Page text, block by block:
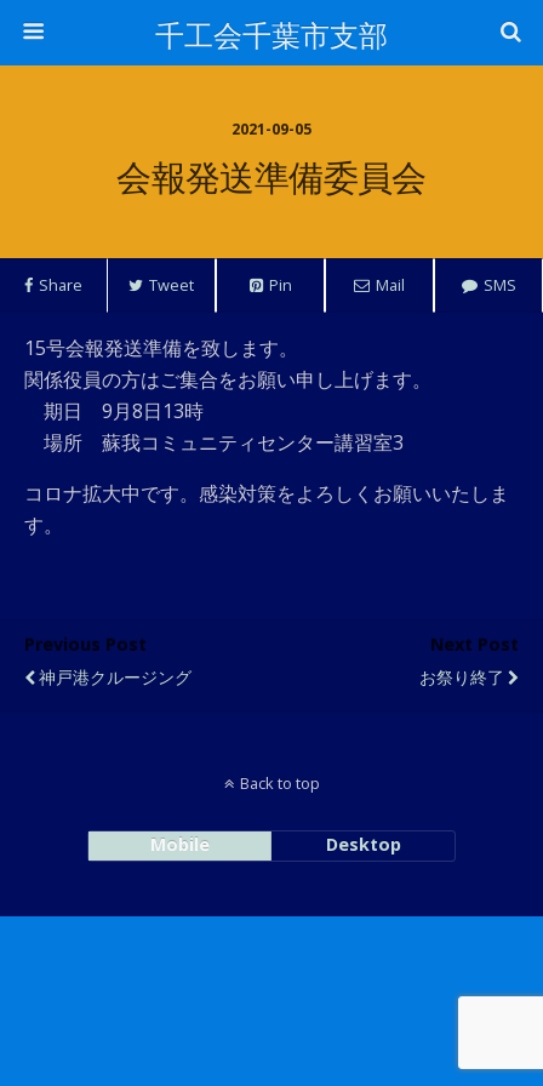
千工会千葉市支部
2021-09-05
会報発送準備委員会
Share Tweet Pin Mail SMS
15号会報発送準備を致します。
関係役員の方はご集合をお願い申し上げます。
期日 9月8日13時
場所 蘇我コミュニティセンター講習室3
コロナ拡大中です。感染対策をよろしくお願いいたしま
す。
Previous Post
神戸港クルージング
Next Post
お祭り終了
Back to top
Mobile Desktop